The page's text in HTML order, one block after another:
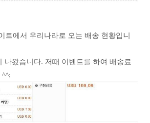
트에서 우리나라로 오는 배송 현황입니
나왔습니다. 저때 이벤트를 하여 배송료
^^;